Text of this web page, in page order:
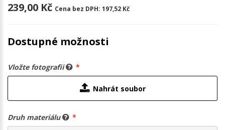
239,00 Kč Cena bez DPH: 197,52 Kč
Dostupné možnosti
Vložte fotografii
Nahrát soubor
Druh materiálu